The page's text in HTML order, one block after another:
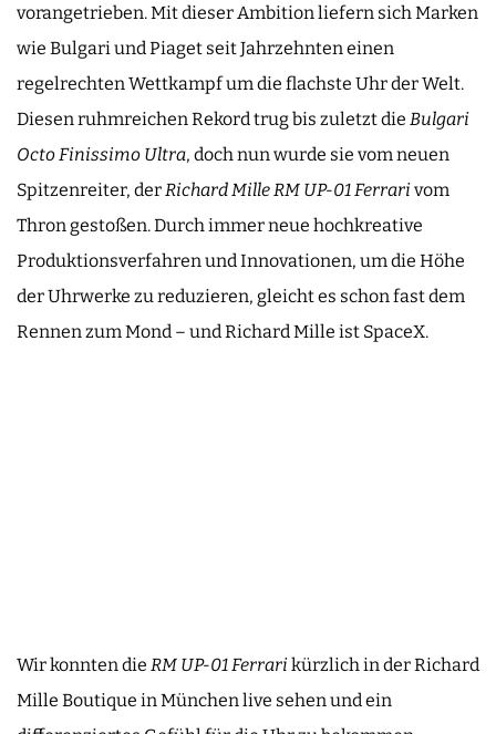
vorangetrieben. Mit dieser Ambition liefern sich Marken
wie Bulgari und Piaget seit Jahrzehnten einen
regelrechten Wettkampf um die flachste Uhr der Welt.
Diesen ruhmreichen Rekord trug bis zuletzt die Bulgari
Octo Finissimo Ultra, doch nun wurde sie vom neuen
Spitzenreiter, derRichard MilleRM UP-01Ferrarivom
Thron gestoßen. Durch immer neue hochkreative
Produktionsverfahren und Innovationen, um die Höhe
der Uhrwerke zu reduzieren, gleicht es schon fast dem
Rennen zum Mond – und Richard Mille ist SpaceX.
Wir konnten die RM UP-01Ferrarikürzlich in der Richard
Mille Boutique in München live sehen und ein